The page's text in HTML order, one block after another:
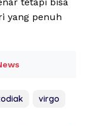
yang penuh
virgo